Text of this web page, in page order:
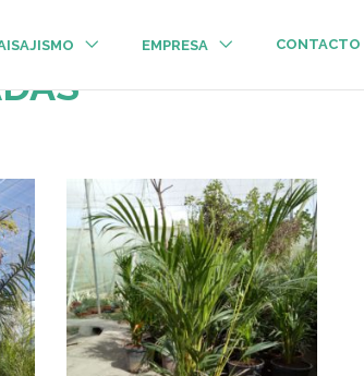
EMPRESA CONTACTO